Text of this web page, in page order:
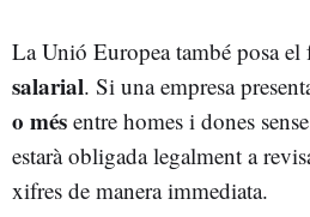
La Unió Europea també posa el
salarial. Si una empresa
o més entre homes i dones
estarà obligada legalment a
xifres de manera immediata.